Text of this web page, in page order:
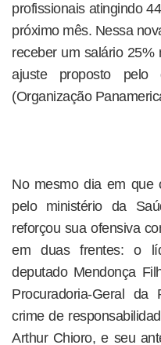
profissionais atingindo
próximo mês. Nessa
receber um salário 25%
ajuste proposto pelo
(Organização
No mesmo dia em que
pelo ministério da
reforçou sua ofensiva
em duas frentes: o
deputado Mendonça
Procuradoria-Geral da
crime de
Arthur Chioro, e seu